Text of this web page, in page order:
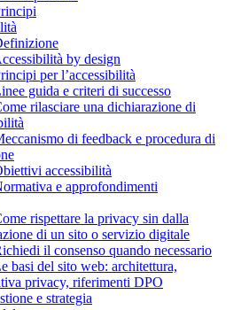
by design
per l’accessibilità
guida e criteri di successo
rilasciare una dichiarazione di
di feedback e procedura di
accessibilità
e approfondimenti
rispettare la privacy sin dalla
di un sito o servizio digitale
il consenso quando necessario
basi del sito web: architettura,
privacy, riferimenti DPO
e strategia